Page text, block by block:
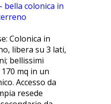
- bella colonica in
Colonica in
libera su 3 lati,
bellissimi
mq in un
Accesso da
resede